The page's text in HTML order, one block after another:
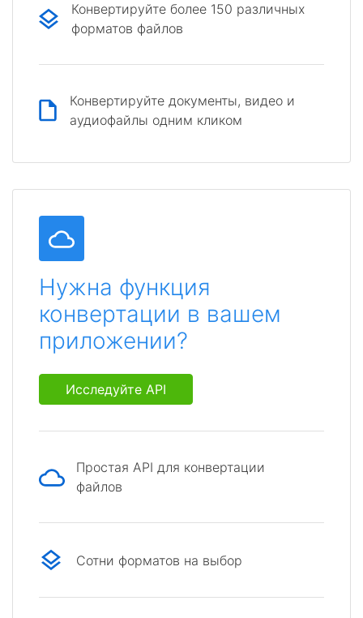
Конвертируйте более 150 различных
форматов файлов
Конвертируйте документы, видео и
аудиофайлы одним кликом
Нужна функция
конвертации в вашем
приложении?
Исследуйте API
Простая API для конвертации
файлов
Сотни форматов на выбор